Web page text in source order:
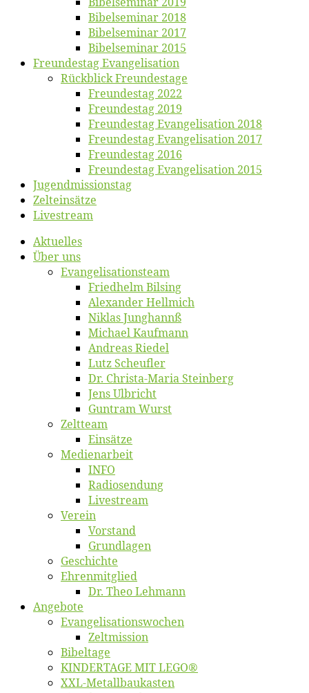
Bi­bel­se­mi­nar 2018
Bibelsemi­nar 2017
Bibelsemi­nar 2015
Freun­des­tag Evangelisation
Rück­blick Freundestage
Freun­des­tag 2022
Freun­des­tag 2019
Freun­des­tag Evan­ge­li­sa­ti­on 2018
Freun­des­tag Evan­ge­li­sa­ti­on 2017
Freun­des­tag 2016
Freun­des­tag Evan­ge­li­sa­ti­on 2015
Jugend­mis­sions­tag
Zelt­ein­sät­ze
Live­stream
Ak­tu­el­les
Über uns
Evangelisa­tions­team
Fried­helm Bilsing
Alex­an­der Hellmich
Ni­klas Junghannß
Mi­cha­el Kaufmann
An­dre­as Riedel
Lutz Scheuf­ler
Dr. Chris­­ta-Ma­ria Steinberg
Jens Ulb­richt
Gun­tram Wurst
Zelt­team
Ein­sät­ze
Me­di­en­ar­beit
INFO
Ra­dio­sen­dung
Live­stream
Ver­ein
Vor­stand
Grund­la­gen
Ge­schich­te
Eh­ren­mit­glied
Dr. Theo Lehmann
An­ge­bo­te
Evangelisa­tions­wo­chen
Zelt­mis­si­on
Bi­bel­ta­ge
KINDERTAGE MIT LEGO®
XXL-Me­­tal­l­­bau­­kas­­ten